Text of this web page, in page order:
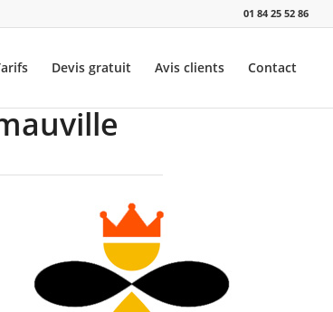
01 84 25 52 86
Devis gratuit Avis clients Contact